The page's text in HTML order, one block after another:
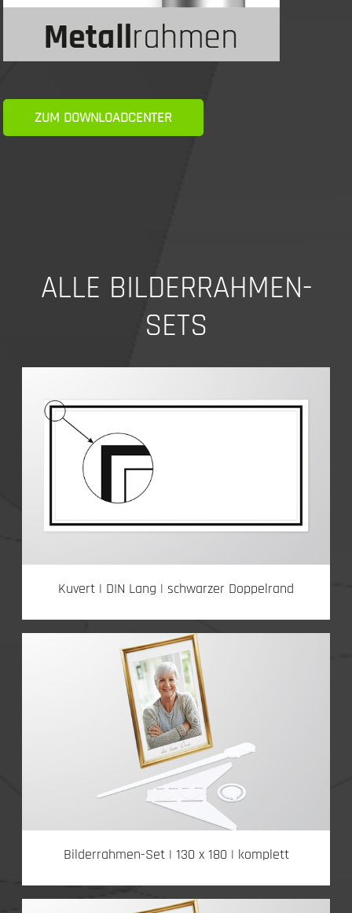
ZUM DOWNLOADCENTER
ALLE BILDERRAHMEN-
SETS
Kuvert | DIN Lang | schwarzer Doppelrand
Bilderrahmen-Set | 130 x 180 | komplett